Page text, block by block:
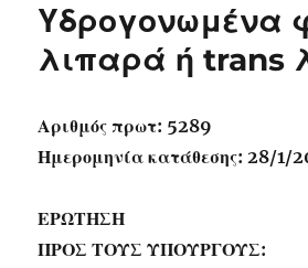
Υδρογονωμένα
λιπαρά ή trans
Αριθμός πρωτ: 5289
Ημερομηνία κατάθεσης: 28/1/
ΕΡΩΤΗΣΗ
ΠΡΟΣ ΤΟΥΣ ΥΠΟΥΡΓΟΥΣ: